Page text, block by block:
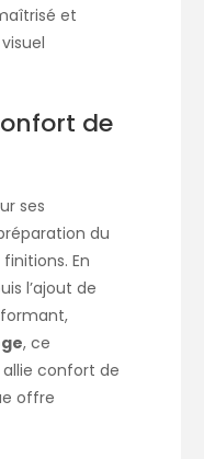
et
de
ses
du
En
l’ajout de
, ce
confort de
offre